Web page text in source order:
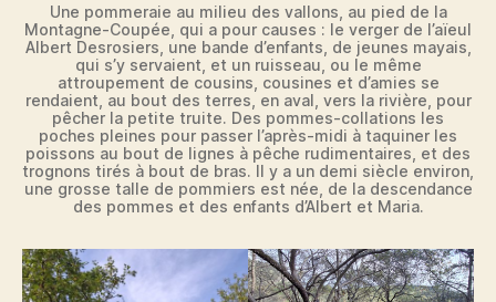
Une pommeraie au milieu des vallons, au pied de la
Montagne-Coupée, qui a pour causes : le verger de l’aïeul
Albert Desrosiers, une bande d’enfants, de jeunes mayais,
qui s’y servaient, et un ruisseau, ou le même
attroupement de cousins, cousines et d’amies se
rendaient, au bout des terres, en aval, vers la rivière, pour
pêcher la petite truite. Des pommes-collations les
poches pleines pour passer l’après-midi à taquiner les
poissons au bout de lignes à pêche rudimentaires, et des
trognons tirés à bout de bras. Il y a un demi siècle environ,
une grosse talle de pommiers est née, de la descendance
des pommes et des enfants d’Albert et Maria.